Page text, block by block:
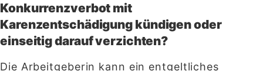
Konkurrenzverbot mit
Karenzentschädigung kündigen oder
einseitig darauf verzichten?
Die Arbeitgeberin kann ein entgeltliches